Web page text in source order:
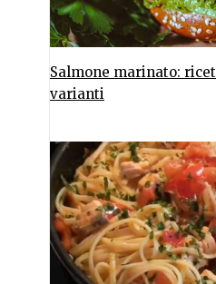
Salmone marinato:
varianti